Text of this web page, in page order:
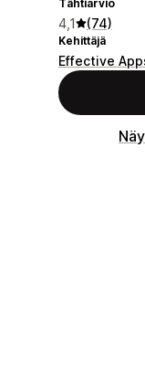
Tähtiarvio
4,1 (74)
Kehittäjä
Effective